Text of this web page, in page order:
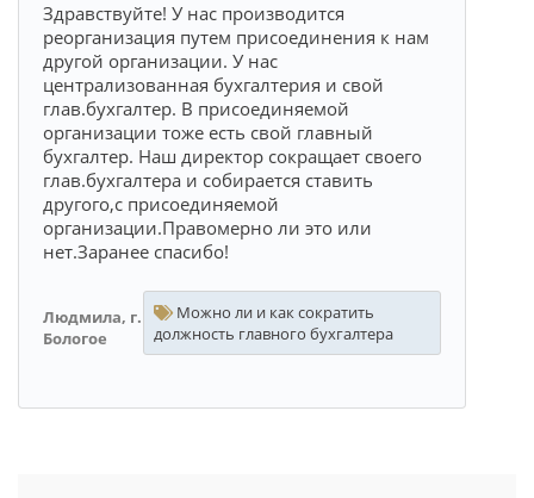
Здравствуйте! У нас производится
реорганизация путем присоединения к нам
другой организации. У нас
централизованная бухгалтерия и свой
глав.бухгалтер. В присоединяемой
организации тоже есть свой главный
бухгалтер. Наш директор сокращает своего
глав.бухгалтера и собирается ставить
другого,с присоединяемой
организации.Правомерно ли это или
нет.Заранее спасибо!
Людмила, г.
Бологое
Можно ли и как сократить
должность главного бухгалтера